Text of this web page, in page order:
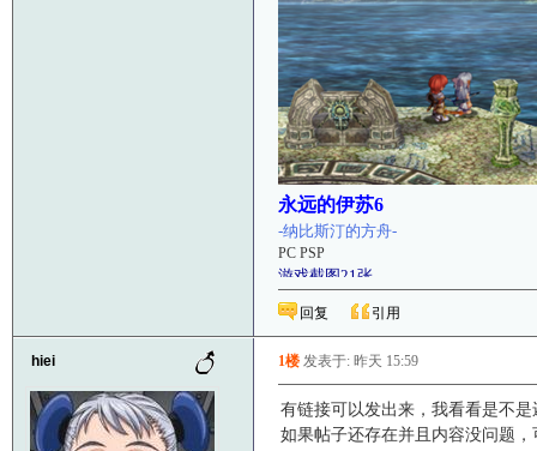
永远的伊苏6
-纳比斯汀的方舟-
PC PSP
游戏截图21张
回复 引用
hiei 1楼 发表于: 昨天 15:59
有链接可以发出来，我看看是不
如果帖子还存在并且内容没问题，